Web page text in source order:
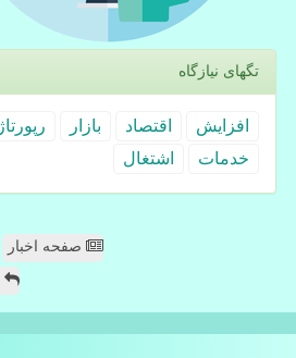
تگهای نیازگاه
افزایش اقتصاد بازار رپورتاژ
خدمات
اشتغال
صفحه اخبار